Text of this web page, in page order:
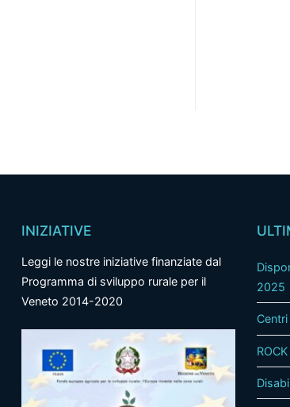
INIZIATIVE
Leggi le nostre iniziative finanziate dal
Programma di sviluppo rurale per il
Veneto 2014-2020
2025